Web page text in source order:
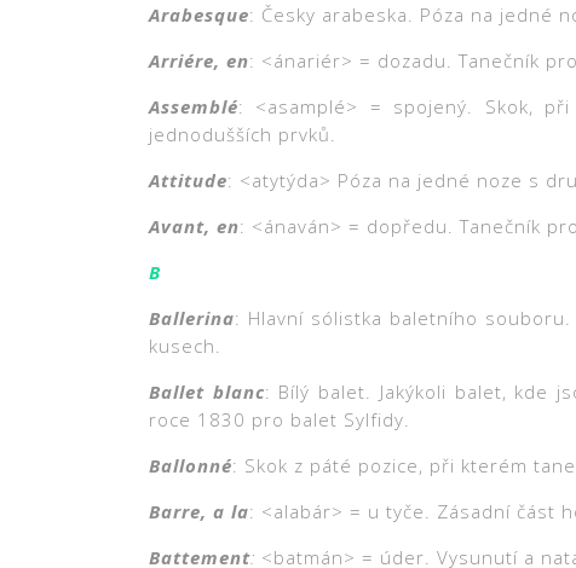
Arabesque: Česky arabeska. Póza na jedné
Arriére, en: <ánariér> = dozadu. Tanečník
Assemblé: <asamplé> = spojený. Skok,
jednodušších prvků.
Attitude: <atytýda> Póza na jedné noze s
Avant, en: <ánaván> = dopředu. Tanečník
B
Ballerina: Hlavní sólistka baletního
kusech.
Ballet blanc: Bílý balet. Jakýkoli balet, kde
roce 1830 pro balet Sylfidy.
Ballonné: Skok z páté pozice, při kterém
Barre, a la: <alabár> = u tyče. Zásadní část
Battement: <batmán> = úder. Vysunutí a